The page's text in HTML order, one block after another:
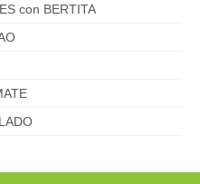
con BERTITA